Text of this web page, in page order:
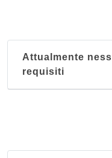
Attualmente
requisiti